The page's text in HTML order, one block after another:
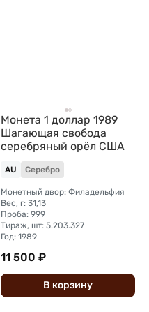
Монета 1 доллар 1989
Шагающая свобода
серебряный орёл США
AU Серебро
Монетный двор: Филадельфия
Вес, г: 31,13
Проба: 999
Тираж, шт: 5.203.327
Год: 1989
11 500 ₽
В корзину